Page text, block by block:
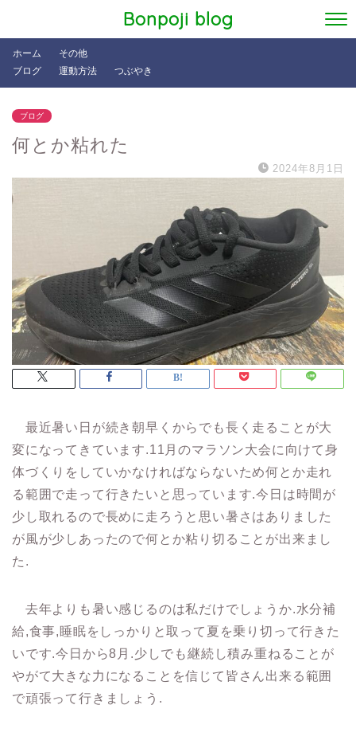
Bonpoji blog
ホーム
ブログ
その他
運動方法
つぶやき
ブログ
何とか粘れた
2024年8月1日
最近暑い日が続き朝早くからでも長く走ることが大
変になってきています.11月のマラソン大会に向けて身
体づくりをしていかなければならないため何とか走れ
る範囲で走って行きたいと思っています.今日は時間が
少し取れるので長めに走ろうと思い暑さはありました
が風が少しあったので何とか粘り切ることが出来まし
た.
去年よりも暑い感じるのは私だけでしょうか.水分補
給,食事,睡眠をしっかりと取って夏を乗り切って行きた
いです.今日から8月.少しでも継続し積み重ねることが
やがて大きな力になることを信じて皆さん出来る範囲
で頑張って行きましょう.